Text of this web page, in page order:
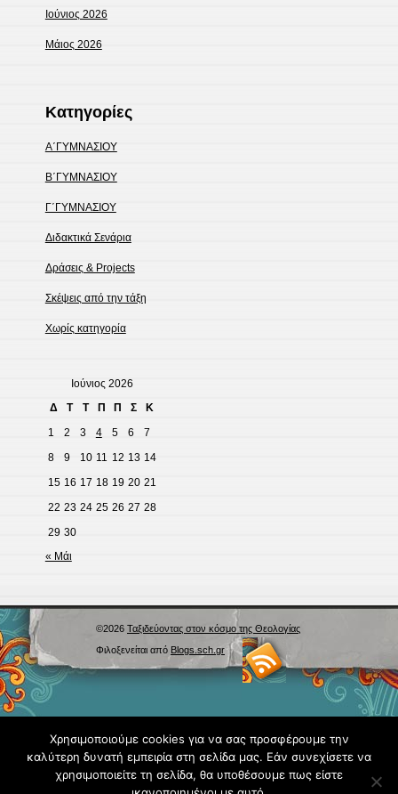
Ιούνιος 2026
Μάιος 2026
Kατηγορίες
Α΄ΓΥΜΝΑΣΙΟΥ
Β΄ΓΥΜΝΑΣΙΟΥ
Γ΄ΓΥΜΝΑΣΙΟΥ
Διδακτικά Σενάρια
Δράσεις & Projects
Σκέψεις από την τάξη
Χωρίς κατηγορία
Ιούνιος 2026
Δ
Τ Τ Π Π Σ
Κ
1
2 3 4 5 6
7
8
9 10 11 12 13 14
15 16 17 18 19 20 21
22 23 24 25 26 27 28
29 30
« Μάι
©2026 Ταξιδεύοντας στον κόσμο της Θεολογίας
Φιλοξενείται από Blogs.sch.gr
Χρησιμοποιούμε cookies για να σας προσφέρουμε την
καλύτερη δυνατή εμπειρία στη σελίδα μας. Εάν συνεχίσετε να
χρησιμοποιείτε τη σελίδα, θα υποθέσουμε πως είστε